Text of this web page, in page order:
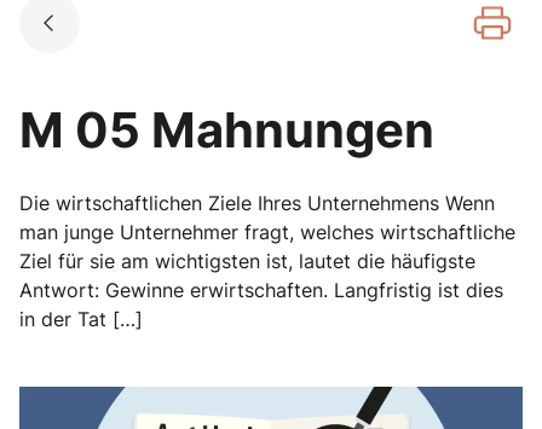
registrieren,
Kunde
M 05 Mahnungen
Die wirtschaftlichen Ziele Ihres Unternehmens Wenn
man junge Unternehmer fragt, welches wirtschaftliche
Ziel für sie am wichtigsten ist, lautet die häufigste
Antwort: Gewinne erwirtschaften. Langfristig ist dies
in der Tat […]